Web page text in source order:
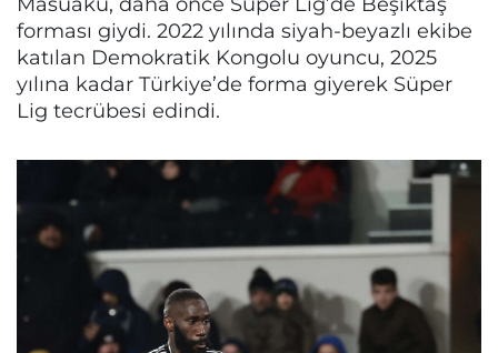
forması giydi. 2022 yılında siyah-beyazlı ekibe
katılan Demokratik Kongolu oyuncu, 2025
yılına kadar Türkiye’de forma giyerek Süper
Lig tecrübesi edindi.